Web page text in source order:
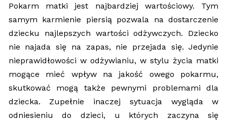
Pokarm matki jest najbardziej wartościowy. Tym
samym karmienie piersią pozwala na dostarczenie
dziecku najlepszych wartości odżywczych. Dziecko
nie najada się na zapas, nie przejada się. Jedynie
nieprawidłowości w odżywianiu, w stylu życia matki
mogące mieć wpływ na jakość owego pokarmu,
skutkować mogą także pewnymi problemami dla
dziecka. Zupełnie inaczej sytuacja wygląda w
odniesieniu do dzieci, u których zaczyna się